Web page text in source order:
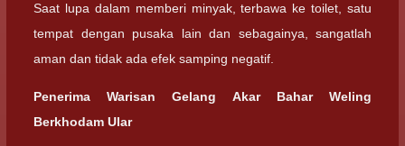
Saat lupa dalam memberi minyak, terbawa ke toilet, satu
tempat dengan pusaka lain dan sebagainya, sangatlah
aman dan tidak ada efek samping negatif.
Penerima WarisanGelang Akar Bahar Weling
Berkhodam Ular